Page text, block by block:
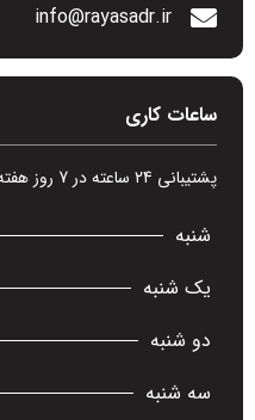
info@rayasadr.ir
ساعات کاری
پشتیبانی 24 ساعته در 7 روز هفته
شنبه
یک شنبه
دو شنبه
سه شنبه